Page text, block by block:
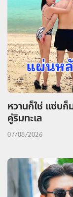
หวานก็ใช่ แซ่บก็
คู่ริมทะเล
07/08/2026